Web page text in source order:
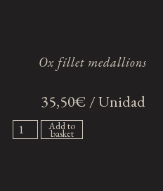
Ox fillet medallions
35,50€ / Unidad
Add to
basket